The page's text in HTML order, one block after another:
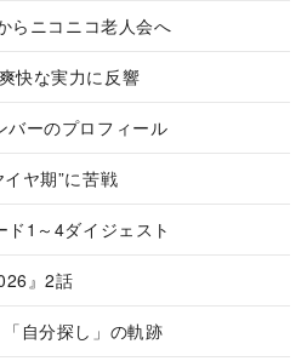
らニコニコ老人会へ
快な実力に反響
バーのプロフィール
ヤ期”に苦戦
ド1～4ダイジェスト
』2話
自分探し」の軌跡